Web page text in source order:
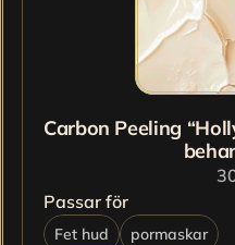
Carbon Peeling
Passar för
Fet hud
pormaskar